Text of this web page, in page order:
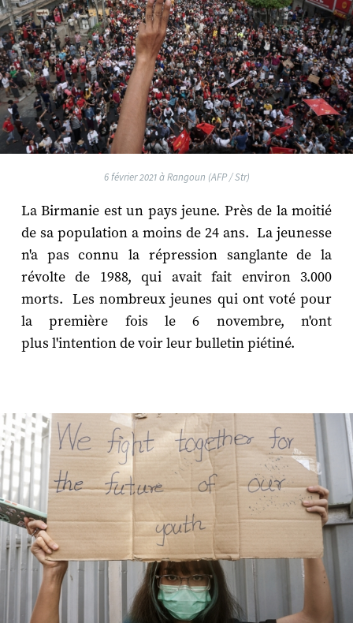
6 février 2021 à Rangoun (AFP / Str)
La Birmanie est un pays jeune. Près de la moitié
de sa population a moins de 24 ans. La jeunesse
n'a pas connu la répression sanglante de la
révolte de 1988, qui avait fait environ 3.000
morts. Les nombreux jeunes qui ont voté pour
la première fois le 6 novembre, n'ont
plus l'intention de voir leur bulletin piétiné.